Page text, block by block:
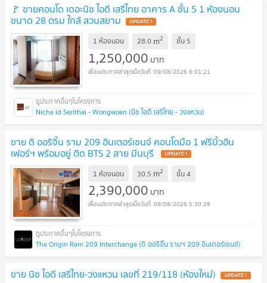
🚩 ขายคอนโด เดอะนิช ไอดี เสรีไทย อาคาร A ชั้น 5 1 ห้องนอน
ขนาด 28 ตรม ใกล้ สวนสยาม UPDATE !
1 ห้องนอน 28.0 m2 ชั้น 5
1,250,000 บาท
09/08/2026 6:01:21
Niche id Serithai - Wongwoen (นิช ไอดี เสรีไทย - วงแหวน)
ขาย ดิ ออริจิ้น ราม 209 อินเตอร์เชนจ์ คอนโดมือ 1 ฟรีบิ้วอิน
เฟอร์ฯ พร้อมอยู่ ติด BTS 2 สาย มีนบุรี UPDATE !
1 ห้องนอน 30.5 m2 ชั้น4
2,390,000 บาท
09/08/2026 5:30:29
The Origin Ram 209 Interchange (ดิ ออริจิ้น รามฯ 209 อินเตอร์เชนจ์)
ขาย นิช ไอดี เสรีไทย-วงแหวน เลขที่ 219/118 (ห้องใหม่) UPDATE !